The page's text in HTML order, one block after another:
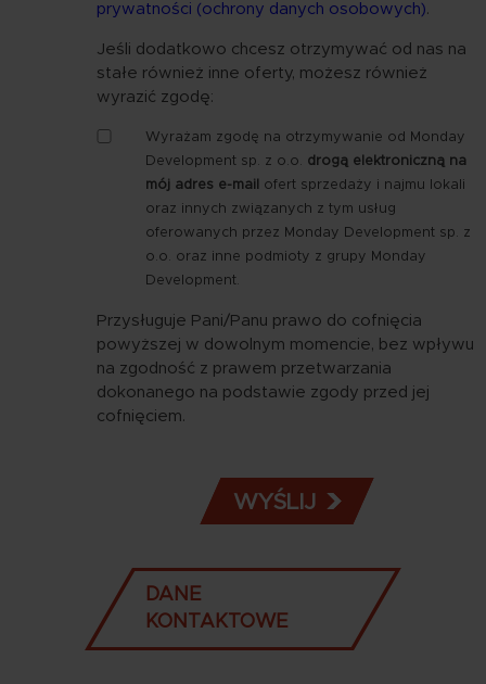
prywatności (ochrony danych osobowych).
Jeśli dodatkowo chcesz otrzymywać od nas na
stałe również inne oferty, możesz również
wyrazić zgodę:
Zgoda
marketing
mail
Wyrażam zgodę na otrzymywanie od Monday
Development sp. z o.o. drogą elektroniczną na
mój adres e-mail
ofert sprzedaży i najmu lokali
oraz innych związanych z tym usług
oferowanych przez Monday Development sp. z
o.o. oraz inne podmioty z grupy Monday
Development.
Przysługuje Pani/Panu prawo do cofnięcia
powyższej w dowolnym momencie, bez wpływu
na zgodność z prawem przetwarzania
dokonanego na podstawie zgody przed jej
cofnięciem.
DANE
KONTAKTOWE